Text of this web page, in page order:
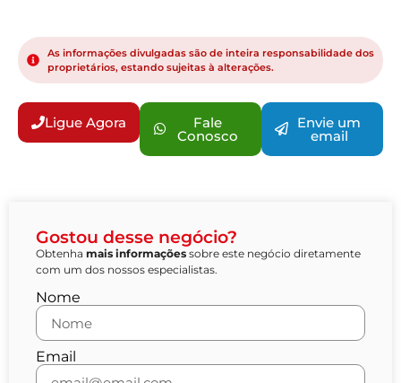
As informações divulgadas são de inteira responsabilidade dos
proprietários, estando sujeitas à alterações.
Ligue Agora Fale
Conosco
Envie um
email
Gostou desse negócio?
Obtenha mais informações sobre este negócio diretamente
com um dos nossos especialistas.
Nome
Email